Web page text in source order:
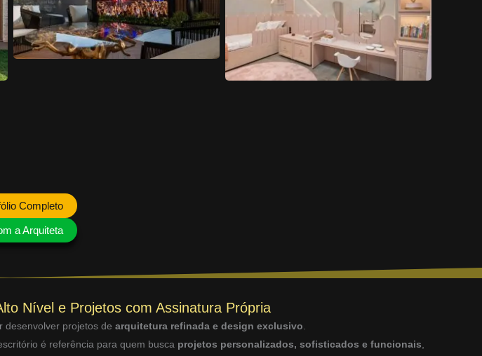
Completo
a Arquiteta
Nível e Projetos com Assinatura Própria
projetos de arquitetura refinada e design exclusivo.
é referência para quem busca projetos personalizados, sofisticados e funcionais,